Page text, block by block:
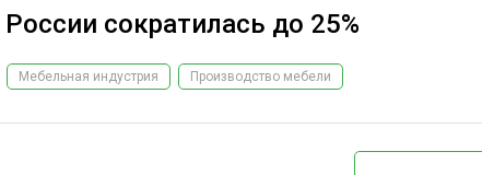
ДОМОСТРОЕНИЕ
КРУПНЫМ ПЛАНОМ
ВЗГЛЯД ИЗНУТРИ
ПРЕДПРИЯТИЯ ЛПК
сократилась до 25%
Мебельная индустрия Производство мебели